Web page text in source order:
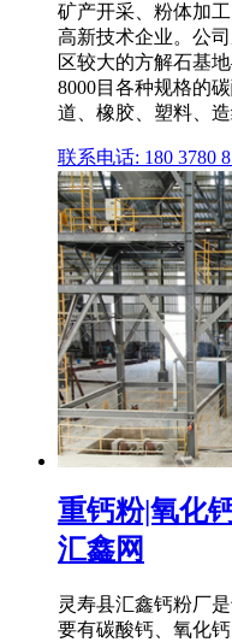
矿产开采、粉体加
高新技术企业。公
区较大的方解石基
8000目各种规格的
道、橡胶、塑料、
联系电话: 180 3780
重钙粉|氧化
汇鑫网
灵寿县汇鑫钙粉厂
要有碳酸钙、氧化